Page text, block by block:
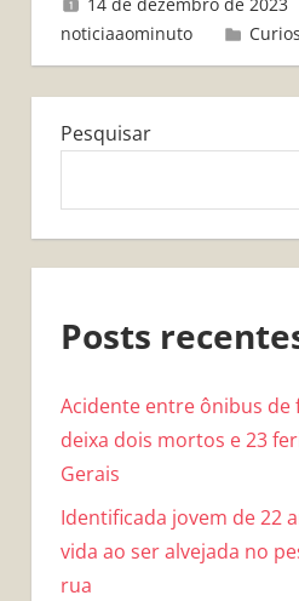
noticiaaominuto
Pesquisar
Posts
Acidente entre ônibus de
deixa dois mortos e 23
Gerais
Identificada jovem de 22
vida ao ser alvejada no
rua